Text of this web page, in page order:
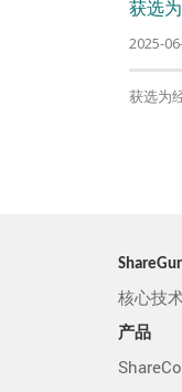
获选
2025-
获选为
核心技
产品